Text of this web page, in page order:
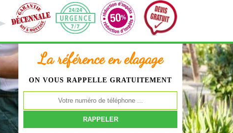
La référence en elagage
ON VOUS RAPPELLE GRATUITEMENT